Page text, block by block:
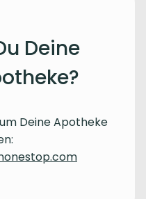
Deine
Deine Apotheke